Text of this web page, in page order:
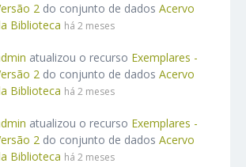
2 do conjunto de dados Acervo
Biblioteca há 2 meses
atualizou o recurso Exemplares -
2 do conjunto de dados Acervo
Biblioteca há 2 meses
atualizou o recurso Exemplares -
2 do conjunto de dados Acervo
Biblioteca há 2 meses